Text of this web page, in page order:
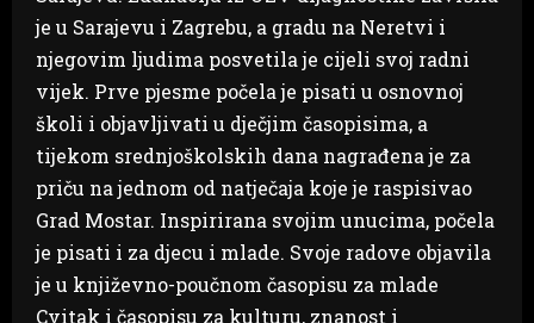
je u Sarajevu i Zagrebu, a gradu na Neretvi i
njegovim ljudima posvetila je cijeli svoj radni
vijek. Prve pjesme počela je pisati u osnovnoj
školi i objavljivati u dječjim časopisima, a
tijekom srednjoškolskih dana nagrađena je za
priču na jednom od natječaja koje je raspisivao
Grad Mostar. Inspirirana svojim unucima, počela
je pisati i za djecu i mlade. Svoje radove objavila
je u književno-poučnom časopisu za mlade
Cvitak i časopisu za kulturu, znanost i